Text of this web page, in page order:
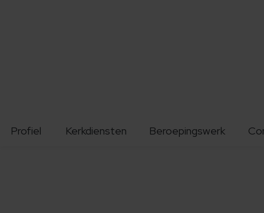
Profiel Kerkdiensten Beroepingswerk